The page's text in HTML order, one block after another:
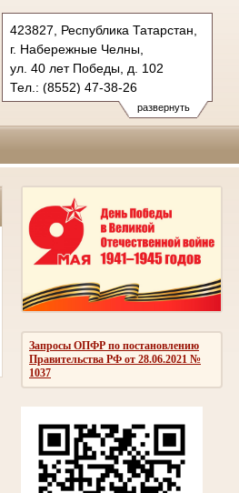
развернуть
423827, Республика Татарстан,
г. Набережные Челны,
ул. 40 лет Победы, д. 102
Тел.: (8552) 47-38-26
naberezhno-
chelninsky.tat@sudrf.ru
Запросы ОПФР по постановлению
Правительства РФ от 28.06.2021 №
1037